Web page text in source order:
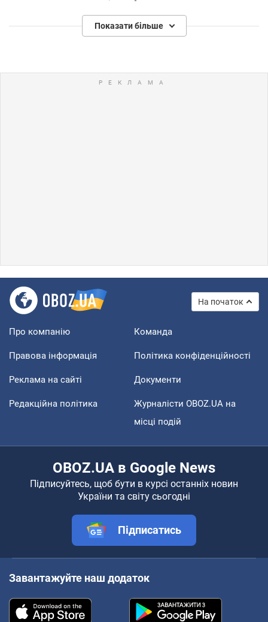
Показати більше
На початок
Про компанію Команда
Правова інформація Політика конфіденційності
Реклама на сайті Документи
Редакційна політика
Журналісти OBOZ.UA на
місці подій
OBOZ.UA в Google News
Підписуйтесь, щоб бути в курсі останніх новин
України та світу сьогодні
Підписатись
Завантажуйте наш додаток